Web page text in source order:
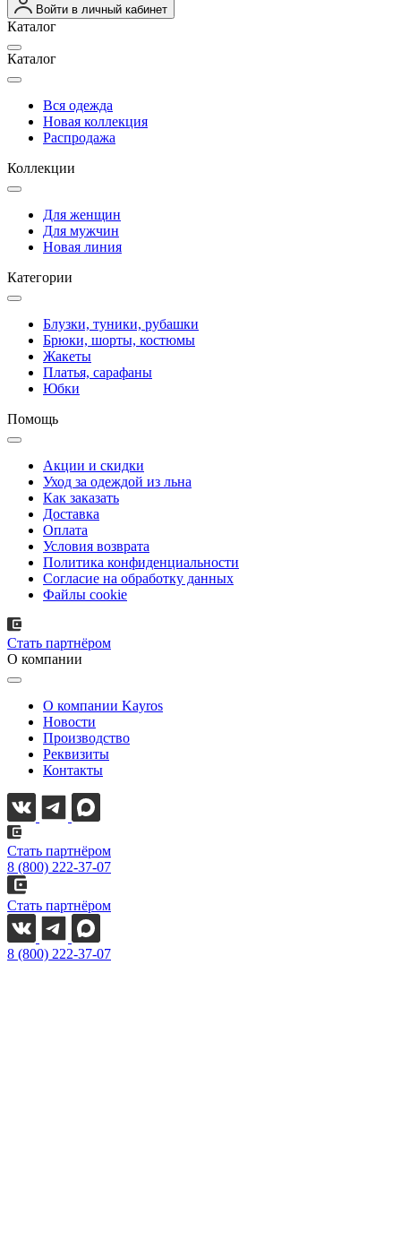
Войти в личный кабинет
Каталог
Каталог
Вся одежда
Новая коллекция
Распродажа
Коллекции
Для женщин
Для мужчин
Новая линия
Категории
Блузки, туники, рубашки
Брюки, шорты, костюмы
Жакеты
Платья, сарафаны
Юбки
Помощь
Акции и скидки
Уход за одеждой из льна
Как заказать
Доставка
Оплата
Условия возврата
Политика конфиденциальности
Согласие на обработку данных
Файлы cookie
Стать партнёром
О компании
О компании Kayros
Новости
Производство
Реквизиты
Контакты
Стать партнёром
8 (800) 222-37-07
Стать партнёром
8 (800) 222-37-07